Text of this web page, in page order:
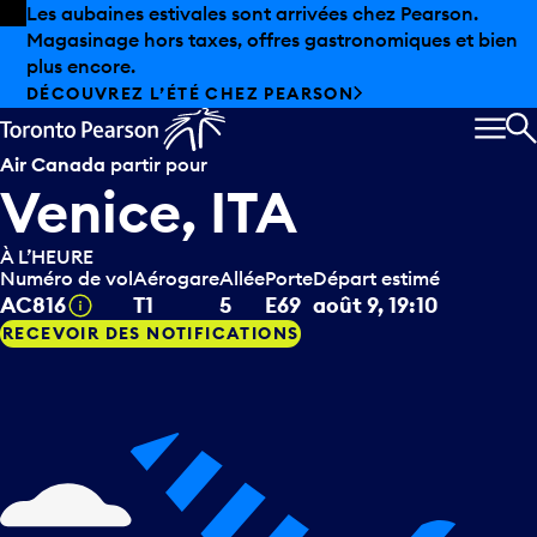
Skip to offers
Passer au contenu principal
Les aubaines estivales sont arrivées chez Pearson.
Magasinage hors taxes, offres gastronomiques et bien
plus encore.
DÉCOUVREZ L’ÉTÉ CHEZ PEARSON
Air Canada partir pour
Venice, ITA
À L’HEURE
Numéro de vol
AC816 Infobulle
Aérogare
T1
Allée
5
Porte
E69
Départ estimé
août 9, 19:10
RECEVOIR DES NOTIFICATIONS